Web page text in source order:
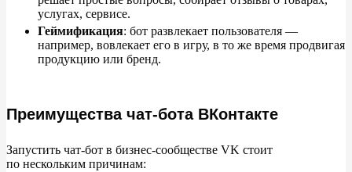
услугах, сервисе.
Геймификация: бот развлекает пользователя —
например, вовлекает его в игру, в то же время продвигая
продукцию или бренд.
Преимущества чат-бота ВКонтакте
Запустить чат-бот в бизнес-сообществе VK стоит
по нескольким причинам: